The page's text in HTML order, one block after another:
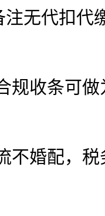
无代扣代
收条可做
婚配，税